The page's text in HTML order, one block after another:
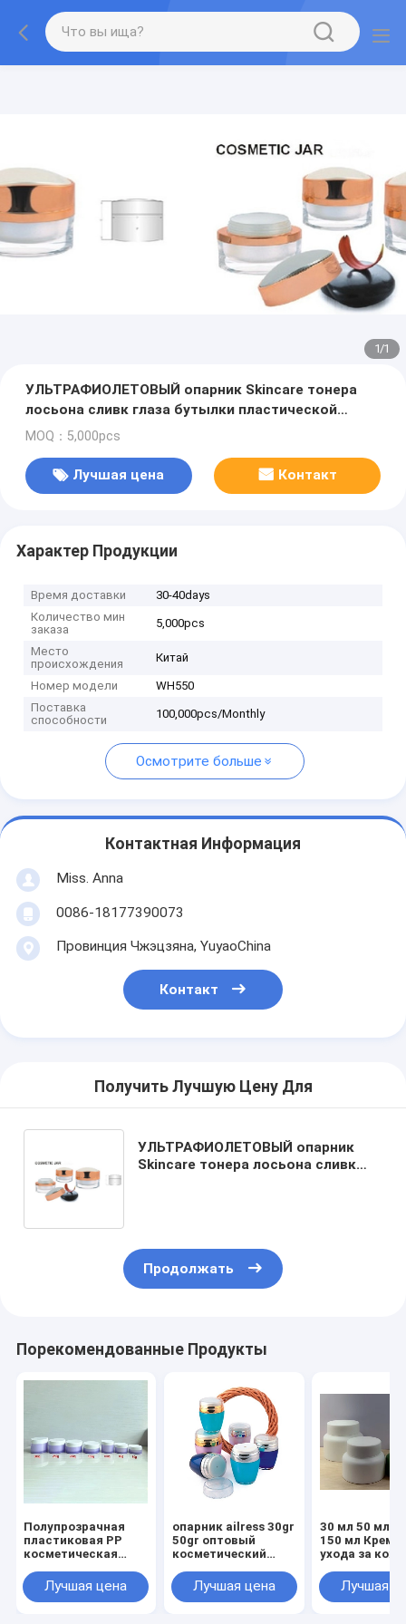
1/1
УЛЬТРАФИОЛЕТОВЫЙ опарник Skincare тонера
лосьона сливк глаза бутылки пластической
массы на основе акриловых смол крышки
MOQ：5,000pcs
Лучшая цена Контакт
Характер Продукции
Время доставки
30-40days
Количество мин
заказа
5,000pcs
Место
происхождения
Китай
Номер модели
WH550
Поставка
способности
100,000pcs/Monthly
Осмотрите больше
Контактная Информация
Miss. Anna
0086-18177390073
Провинция Чжэцзяна, YuyaoChina
Контакт
Получить Лучшую Цену Для
УЛЬТРАФИОЛЕТОВЫЙ опарник
Skincare тонера лосьона сливк
Продолжать
Порекомендованные Продукты
Полупрозрачная
пластиковая PP
косметическая
150g 200g 250g
300g
Лучшая цена
опарник ailress 30gr
50gr оптовый
косметический
Лучшая цена
30 мл 50 мл
150 мл Крем
ухода за
Черная
пластиковая
Лучшая